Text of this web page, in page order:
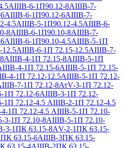
6-1П90.12-8АIIIВ-7-
6-1П90.12-6АIIIВ-7-
4.5АIIIВ-5-1П90.12-4.5АIIIВ-6-
8АIIIВ-6-1П90.10-8АIIIВ-7-
6-1П90.10-4.5АIIIВ-5-1П
12.5АIIIВ-6-1П 72.15-12.5АIIIВ-7-
4-1П 72.15-8АIIIВ-5-1П
4-1П 72.15-6АIIIВ-5-1П 72.15-
4-1П 72.12-12.5АIIIВ-5-1П 72.12-
7-1П 72.12-8АтV-3-1П 72.12-
1П 72.12-6АIIIВ-3-1П 72.12-
1П 72.12-4.5 АIIIВ-2-1П 72.12-4.5
1П 72.12-4.5 АIIIВ-5-1П 72.10-
3-1П 72.10-8АIIIВ-5-1П 72.10-
3-1ПК 63.15-8АV-2-1ПК 63.15-
ПК 63.15-6АIIIВ-3ПК 63.15-